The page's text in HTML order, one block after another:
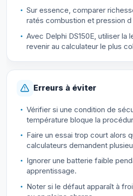
Sur essence, comparer
ratés combustion et pression d
Avec Delphi DS150E, utiliser la
revenir au calculateur le plus
Erreurs à éviter
Vérifier si une condition de
température bloque la
Faire un essai trop court alors
calculateurs demandent
Ignorer une batterie faible
apprentissage.
Noter si le défaut apparaît à